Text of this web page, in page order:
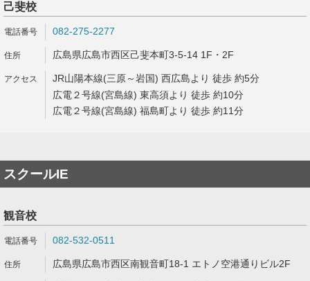
己斐校
082-275-2277
広島県広島市西区己斐本町3-5-14 1F・2F
JR山陽本線(三原～岩国) 西広島より 徒歩 約5分
広電２号線(宮島線) 東高須より 徒歩 約10分
広電２号線(宮島線) 福島町より 徒歩 約11分
スクールIE
観音校
082-532-0511
広島県広島市西区南観音町18-1 エトノ空港通りビル2F